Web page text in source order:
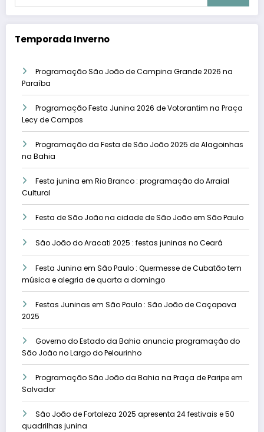
Temporada Inverno
Programação São João de Campina Grande 2026 na
Paraíba
Programação Festa Junina 2026 de Votorantim na Praça
Lecy de Campos
Programação da Festa de São João 2025 de Alagoinhas
na Bahia
Festa junina em Rio Branco : programação do Arraial
Cultural
Festa de São João na cidade de São João em São Paulo
São João do Aracati 2025 : festas juninas no Ceará
Festa Junina em São Paulo : Quermesse de Cubatão tem
música e alegria de quarta a domingo
Festas Juninas em São Paulo : São João de Caçapava
2025
Governo do Estado da Bahia anuncia programação do
São João no Largo do Pelourinho
Programação São João da Bahia na Praça de Paripe em
Salvador
São João de Fortaleza 2025 apresenta 24 festivais e 50
quadrilhas junina